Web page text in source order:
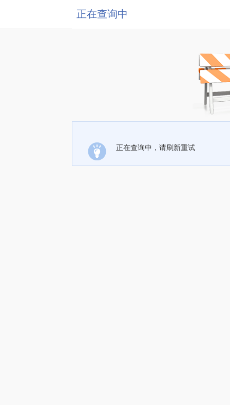
正在查询中
正在查询中，请刷新重试